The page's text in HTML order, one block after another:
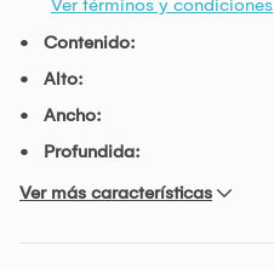
Ver términos y condiciones
Contenido:
Alto:
Ancho:
Profundida:
Ver más características